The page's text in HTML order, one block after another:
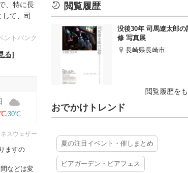
、特に長
て、司
ントバンク
る]
30℃
スウェザー
ますの
などは変
閲覧履歴
没後30年 司馬遼太郎
修 写真展
長崎県長崎市
閲覧履歴を
おでかけトレンド
夏の注目イベント・催しまとめ
ビアガーデン・ビアフェス